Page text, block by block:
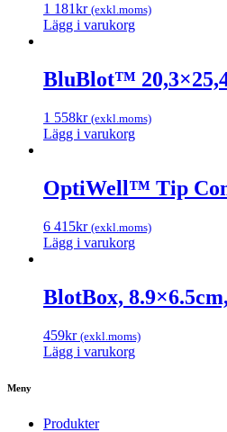
1 181kr (exkl.moms)
Lägg i varukorg
BluBlot™
1 558kr (exkl.moms)
Lägg i varukorg
OptiWell™ Tip
6 415kr (exkl.moms)
Lägg i varukorg
BlotBox,
459kr (exkl.moms)
Lägg i varukorg
Meny
Produkter